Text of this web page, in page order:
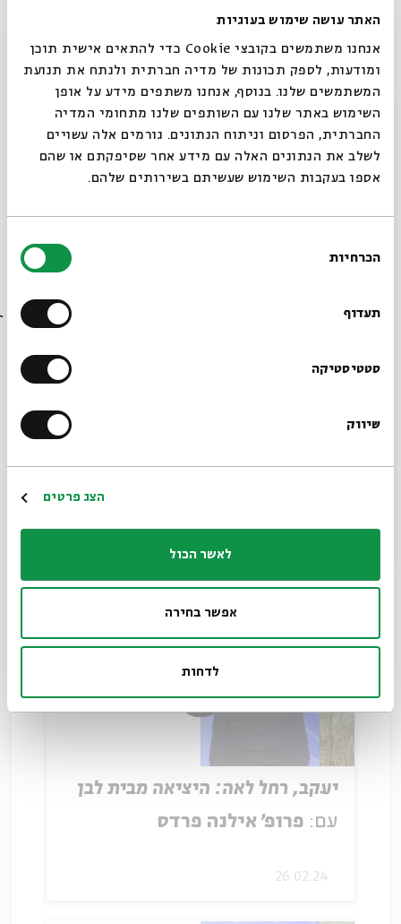
האתר עושה שימוש בעוגיות
אנחנו משתמשים בקובצי Cookie כדי להתאים אישית תוכן
ומודעות, לספק תכונות של מדיה חברתית ולנתח את תנועת
המשתמשים שלנו. בנוסף, אנחנו משתפים מידע על אופן
השימוש באתר שלנו עם השותפים שלנו מתחומי המדיה
החברתית, הפרסום וניתוח הנתונים. גורמים אלה עשויים
לשלב את הנתונים האלה עם מידע אחר שסיפקתם או שהם
אספו בעקבות השימוש שעשיתם בשירותים שלהם.
הסכמה
הכרחיות
תעדוף
סטטיסטיקה
שיווק
הצג פרטים
לאשר הכול
אפשר בחירה
לדחות
אברהם
עם: פרופ' אילנה פרדס
יעקב, רחל לאה: היציאה מבית לבן
עם: פרופ' אילנה פרדס
26.02.24
סגור